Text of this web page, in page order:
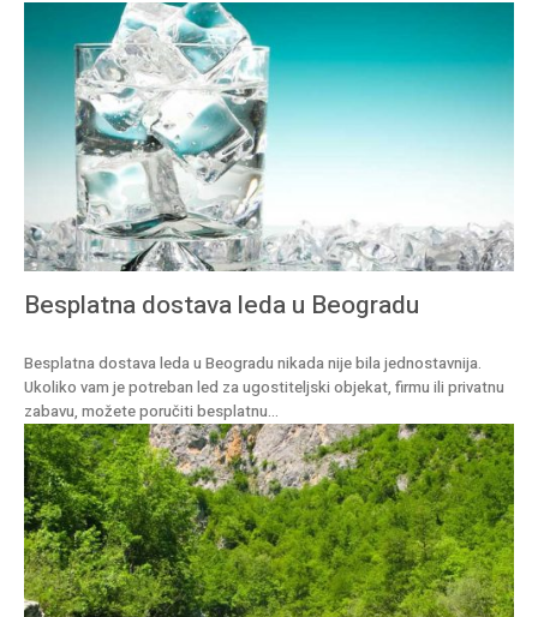
Besplatna dostava leda u Beogradu
Besplatna dostava leda u Beogradu nikada nije bila jednostavnija.
Ukoliko vam je potreban led za ugostiteljski objekat, firmu ili privatnu
zabavu, možete poručiti besplatnu...